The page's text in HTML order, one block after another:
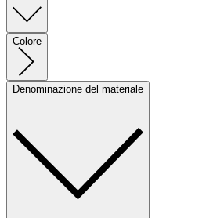
Colore
Denominazione del materiale